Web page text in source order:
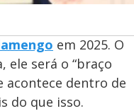
em 2025. O
ele será o “braço
acontece dentro de
do que isso.